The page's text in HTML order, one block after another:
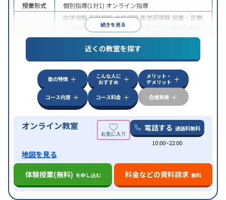
続きを見る
授業形式
個別指導(1対1) オンライン指導
中学受験高校受験大学受験 医学部受験 授業・定期
テスト対策
内申点対策 学習習慣の定着
(旧AO)対策推薦入試対策学校別特化対策国公立大
私大対策共通テスト対策
英語・英会話特化
特徴
中高一貫校生に対応授業の振替可能 不登校生に対
オンライン対応 1科目から受講可能季節講習の
みの受講可
自習室あり
近くの教室を探す
塾の特徴
こんな人に
おすすめ
メリット・
デメリット
コース内容
コース料金 合格実績
オンライン教室 電話する 通話料無料
10:00~22:00
地図を見る
体験授業(無料) を申し込む 料金などの資料請求 無料